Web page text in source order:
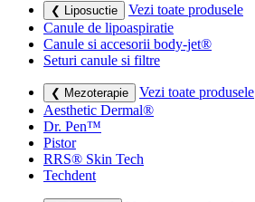
❮ Liposuctie
Vezi toate produsele
Canule de lipoaspiratie
Canule si accesorii body-jet®
Seturi canule si filtre
❮ Mezoterapie
Vezi toate produsele
Aesthetic Dermal®
Dr. Pen™
Pistor
RRS® Skin Tech
Techdent